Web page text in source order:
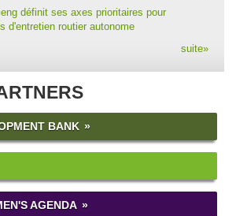
définit ses axes prioritaires pour
d'entretien routier autonome
suite»
BANK
AGENDA